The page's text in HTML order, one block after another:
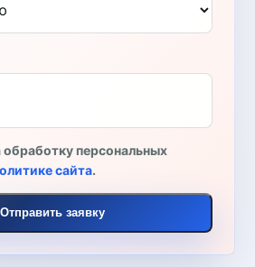
обработку персональных
сайта.
Отправить заявку